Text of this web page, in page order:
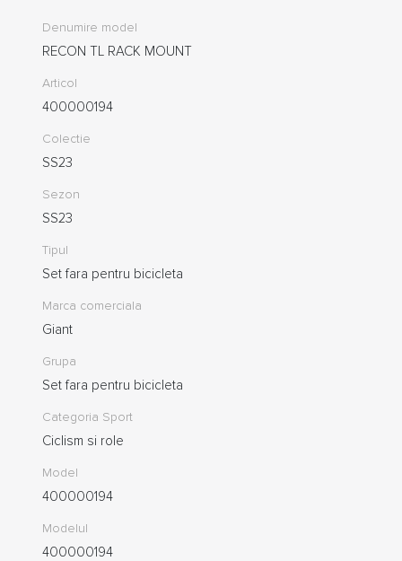
Denumire model
RECON TL RACK MOUNT
Articol
400000194
Colectie
SS23
Sezon
SS23
Tipul
Set fara pentru bicicleta
Marca comerciala
Giant
Grupa
Set fara pentru bicicleta
Categoria Sport
Ciclism si role
Model
400000194
Modelul
400000194